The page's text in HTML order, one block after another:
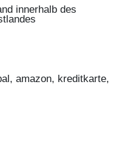
innerhalb des